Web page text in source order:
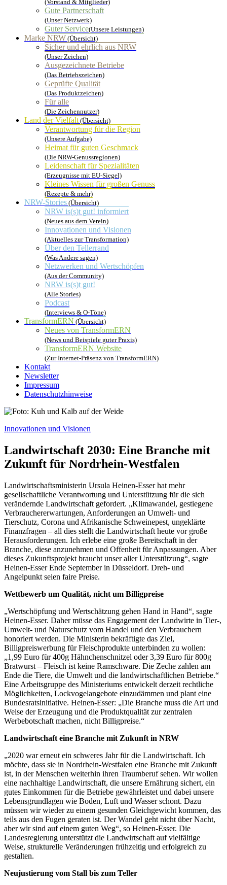
(Vorstand & Mitglieder)
Gute Partnerschaft
(Unser Netzwerk)
Guter Service(Unsere Leistungen)
Marke NRW (Übersicht)
Sicher und ehrlich aus NRW
(Unser Zeichen)
Ausgezeichnete Betriebe
(Das Betriebszeichen)
Geprüfte Qualität
(Das Produktzeichen)
Für alle
(Die Zeichennutzer)
Land der Vielfalt(Übersicht)
Verantwortung für die Region
(Unsere Aufgabe)
Heimat für guten Geschmack
(Die NRW-Genussregionen)
Leidenschaft für Spezialitäten
(Erzeugnisse mit EU-Siegel)
Kleines Wissen für großen Genuss
(Rezepte & mehr)
NRW-Stories (Übersicht)
NRW is(s)t gut! informiert
(Neues aus dem Verein)
Innovationen und Visionen
(Aktuelles zur Transformation)
Über den Tellerrand
(Was Andere sagen)
Netzwerken und Wertschöpfen
(Aus der Community)
NRW is(s)t gut!
(Alle Stories)
Podcast
(Interviews & O-Töne)
TransformERN (Übersicht)
Neues von TransformERN
(News und Beispiele guter Praxis)
TransformERN Website
(Zur Internet-Präsenz von TransformERN)
Kontakt
Newsletter
Impressum
Datenschutzhinweise
Innovationen und Visionen
Landwirtschaft 2030: Eine Branche mit
Zukunft für Nordrhein-Westfalen
Landwirtschaftsministerin Ursula Heinen-Esser hat mehr
gesellschaftliche Verantwortung und Unterstützung für die sich
verändernde Landwirtschaft gefordert. „Klimawandel, gestiegene
Verbrauchererwartungen, Anforderungen an Umwelt- und
Tierschutz, Corona und Afrikanische Schweinepest, ungeklärte
Finanzfragen – all dies stellt die Landwirtschaft heute vor große
Herausforderungen. Ich erlebe eine große Bereitschaft in der
Branche, diese anzunehmen und Offenheit für Anpassungen. Aber
dieses Zukunftsprojekt braucht unser aller Unterstützung“, sagte
Heinen-Esser Ende September in Düsseldorf. Dreh- und
Angelpunkt seien faire Preise.
Wettbewerb um Qualität, nicht um Billigpreise
„Wertschöpfung und Wertschätzung gehen Hand in Hand“, sagte
Heinen-Esser. Daher müsse das Engagement der Landwirte in Tier-,
Umwelt- und Naturschutz vom Handel und den Verbrauchern
honoriert werden. Die Ministerin bekräftigte das Ziel,
Billigpreiswerbung für Fleischprodukte unterbinden zu wollen:
„1,99 Euro für 400g Hähnchenschnitzel oder 3,39 Euro für 800g
Bratwurst – Fleisch ist keine Ramschware. Die Zeche zahlen am
Ende die Tiere, die Umwelt und die landwirtschaftlichen Betriebe.“
Eine Arbeitsgruppe des Ministeriums entwickelt derzeit rechtliche
Möglichkeiten, Lockvogelangebote einzudämmen und plant eine
Bundesratsinitiative. Heinen-Esser: „Die Branche muss die Art und
Weise der Erzeugung und die Produktqualität zur zentralen
Werbebotschaft machen, nicht Billigpreise.“
Landwirtschaft eine Branche mit Zukunft in NRW
„2020 war erneut ein schweres Jahr für die Landwirtschaft. Ich
möchte, dass sie in Nordrhein-Westfalen eine Branche mit Zukunft
ist, in der Menschen weiterhin ihren Traumberuf sehen. Wir wollen
eine nachhaltige Landwirtschaft, die unsere Ernährung sichert, ein
gutes Einkommen für die Betriebe gewährleistet und dabei unsere
Lebensgrundlagen wie Boden, Luft und Wasser schont. Dazu
müssen wir wieder zu einem gesunden Gleichgewicht kommen, das
teils aus den Fugen geraten ist. Der Wandel geht nicht über Nacht,
aber wir sind auf einem guten Weg“, so Heinen-Esser. Die
Landesregierung unterstützt die Landwirtschaft auf vielfältige
Weise, strukturelle Veränderungen frühzeitig und erfolgreich zu
gestalten.
Neujustierung vom Stall bis zum Teller